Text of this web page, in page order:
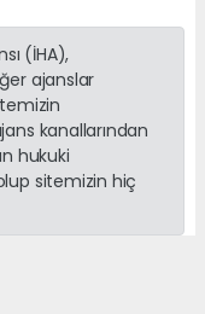
(İHA),
ajanslar
kanallarından
hukuki
sitemizin hiç